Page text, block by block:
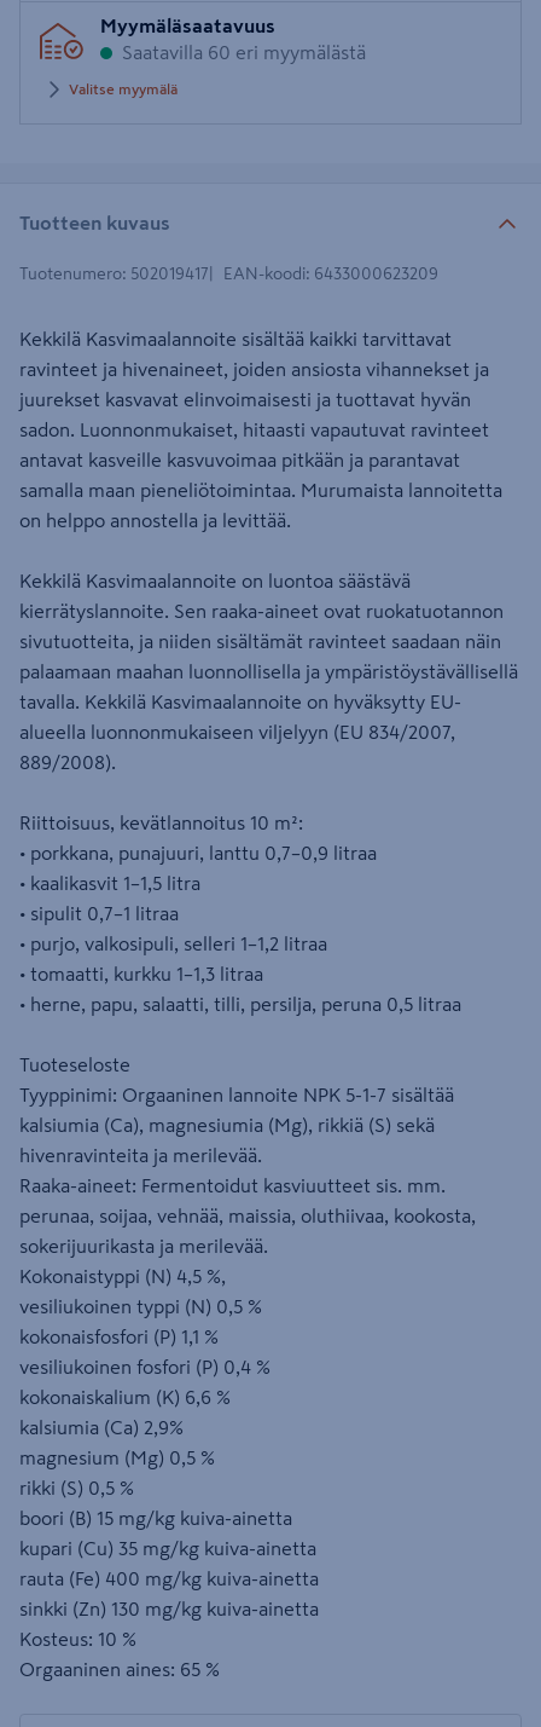
postinumero
Myymäläsaatavuus
Saatavilla 60 eri myymälästä
Valitse myymälä
Tuotteen kuvaus
Tuotenumero: 502019417 EAN-koodi: 6433000623209
Kekkilä Kasvimaalannoite sisältää kaikki tarvittavat
ravinteet ja hivenaineet, joiden ansiosta vihannekset ja
juurekset kasvavat elinvoimaisesti ja tuottavat hyvän
sadon. Luonnonmukaiset, hitaasti vapautuvat ravinteet
antavat kasveille kasvuvoimaa pitkään ja parantavat
samalla maan pieneliötoimintaa. Murumaista lannoitetta
on helppo annostella ja levittää.
Kekkilä Kasvimaalannoite on luontoa säästävä
kierrätyslannoite. Sen raaka-aineet ovat ruokatuotannon
sivutuotteita, ja niiden sisältämät ravinteet saadaan näin
palaamaan maahan luonnollisella ja ympäristöystävällisellä
tavalla. Kekkilä Kasvimaalannoite on hyväksytty EU-
alueella luonnonmukaiseen viljelyyn (EU 834/2007,
889/2008).
Riittoisuus, kevätlannoitus 10 m²:
• porkkana, punajuuri, lanttu 0,7–0,9 litraa
• kaalikasvit 1–1,5 litra
• sipulit 0,7–1 litraa
• purjo, valkosipuli, selleri 1–1,2 litraa
• tomaatti, kurkku 1–1,3 litraa
• herne, papu, salaatti, tilli, persilja, peruna 0,5 litraa
Tuoteseloste
Tyyppinimi: Orgaaninen lannoite NPK 5-1-7 sisältää
kalsiumia (Ca), magnesiumia (Mg), rikkiä (S) sekä
hivenravinteita ja merilevää.
Raaka-aineet: Fermentoidut kasviuutteet sis. mm.
perunaa, soijaa, vehnää, maissia, oluthiivaa, kookosta,
sokerijuurikasta ja merilevää.
Kokonaistyppi (N) 4,5 %,
vesiliukoinen typpi (N) 0,5 %
kokonaisfosfori (P) 1,1 %
vesiliukoinen fosfori (P) 0,4 %
kokonaiskalium (K) 6,6 %
kalsiumia (Ca) 2,9%
magnesium (Mg) 0,5 %
rikki (S) 0,5 %
boori (B) 15 mg/kg kuiva-ainetta
kupari (Cu) 35 mg/kg kuiva-ainetta
rauta (Fe) 400 mg/kg kuiva-ainetta
sinkki (Zn) 130 mg/kg kuiva-ainetta
Kosteus: 10 %
Orgaaninen aines: 65 %